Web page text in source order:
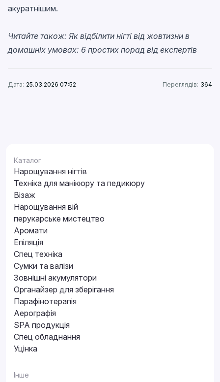
акуратнішим.
Читайте також: Як відбілити нігті від жовтизни в
домашніх умовах: 6 простих порад від експертів
Дата: 25.03.2026 07:52 Переглядів: 364
Каталог
Нарощування нігтів
Техніка для манікюру та педикюру
Візаж
Нарощування вій
перукарське мистецтво
Аромати
Епіляція
Спец техніка
Сумки та валізи
Зовнішні акумулятори
Органайзер для зберігання
Парафінотерапія
Аерографія
SPA продукція
Спец обладнання
Уцінка
Інше